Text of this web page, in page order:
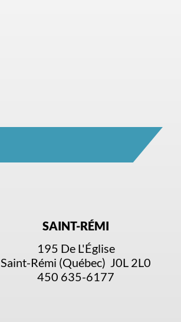
SAINT-RÉMI
195 De L'Église
Saint-Rémi (Québec) J0L 2L0
450 635-6177